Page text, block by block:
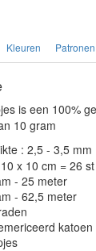
Kleuren Patronen
is een 100%
10 gram
: 2,5 - 3,5 mm
x 10 cm = 26
- 25 meter
- 62,5 meter
katoen